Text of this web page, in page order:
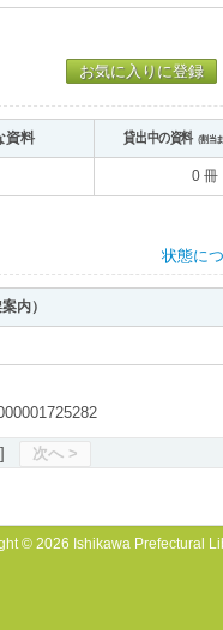
お気に入りに登録
資料 貸出中の資料（割当
0 冊
状態に
内）
] 次へ >
© 2026 Ishikawa Prefectural